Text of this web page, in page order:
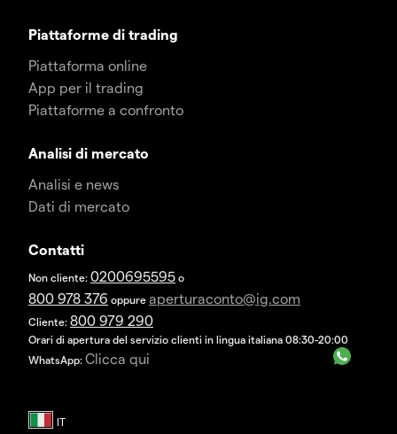
Piattaforme di trading
Piattaforma online
App per il trading
Piattaforme a confronto
Analisi di mercato
Analisi e news
Dati di mercato
Contatti
Non cliente: 0200695595 o
800 978 376 oppure aperturaconto@ig.com
Cliente: 800 979 290
Orari di apertura del servizio clienti in lingua italiana 08:30-20:00
WhatsApp: Clicca qui